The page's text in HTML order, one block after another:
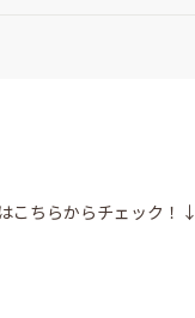
こちらからチェック！↓